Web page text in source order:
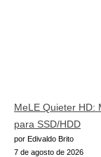
MeLE Quieter HD:
para SSD/HDD
por Edivaldo Brito
7 de agosto de 2026